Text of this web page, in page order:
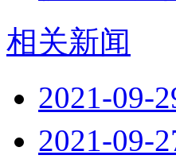
相关新闻
2021-09-
2021-09-